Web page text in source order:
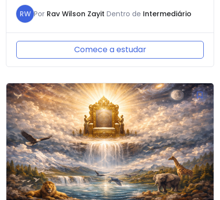
RW Por Rav Wilson Zayit Dentro de Intermediário
Comece a estudar